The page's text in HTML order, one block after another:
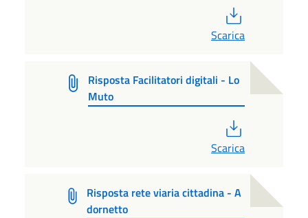
Scarica
Risposta Facilitatori digitali - Lo
Muto
Scarica
Risposta rete viaria cittadina - A
dornetto